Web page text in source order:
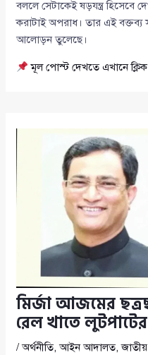
বললে সেটাকেই ষড়যন্ত্র হিসেবে
করাটাই অপরাধ। তার এই বক্তব্য
আলোড়ন তুলেছে।
মূল পোস্ট দেখতে এখানে
মির্জা আজমের
রেল খাতে
/অর্থনীতি,আইন আদালত,জাতীয়